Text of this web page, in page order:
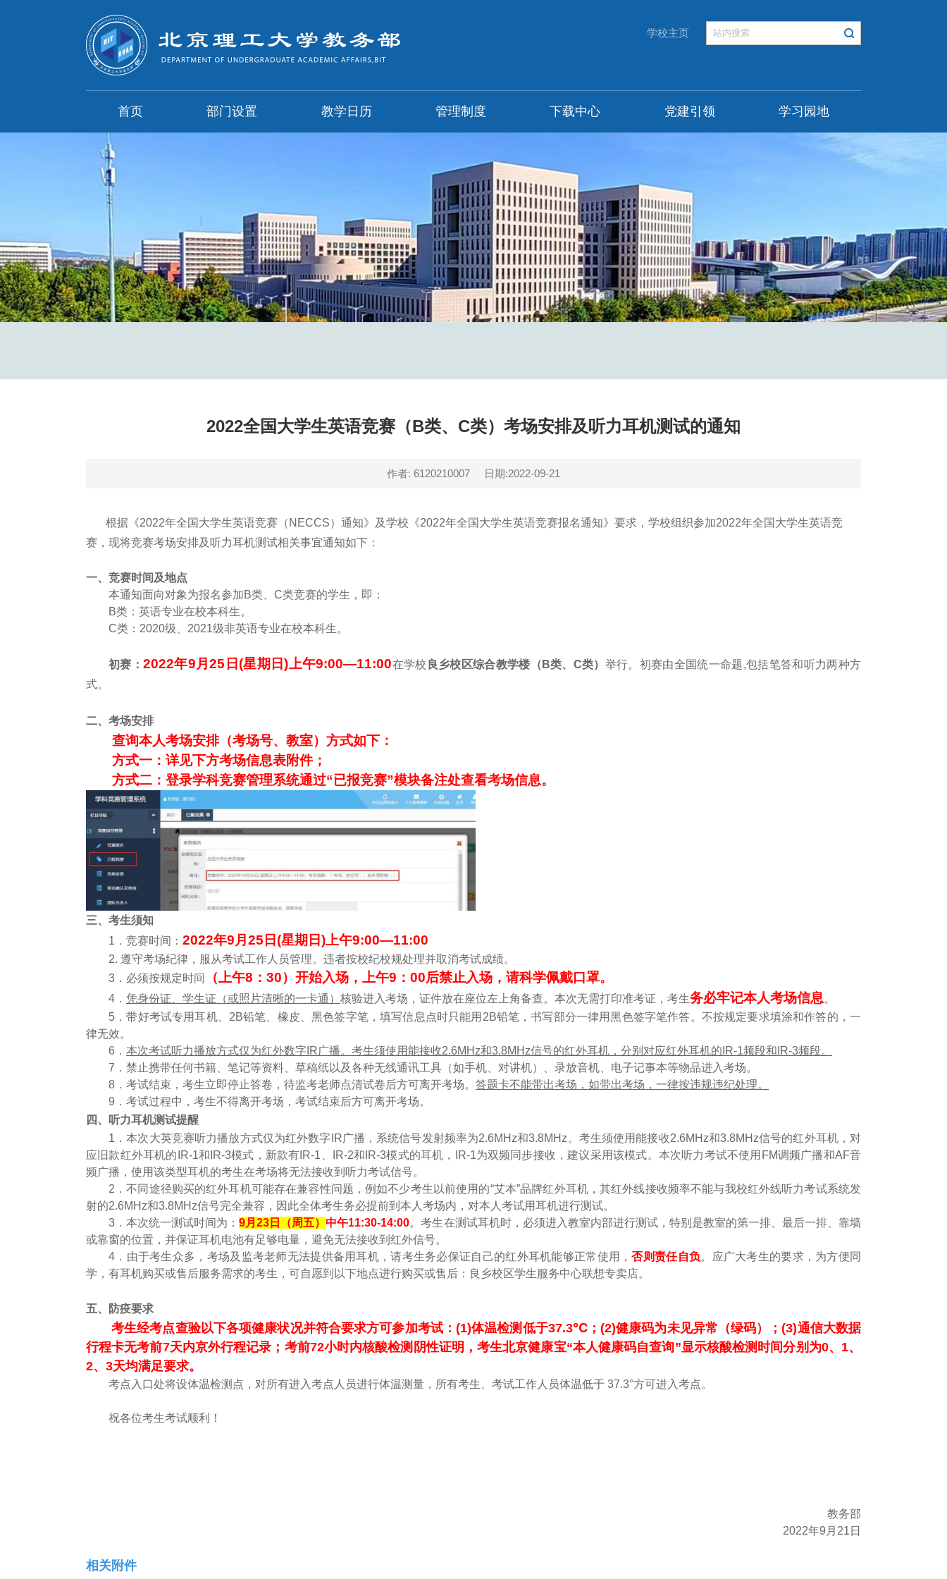
学校主页
首页 部门设置 教学日历 管理制度 下载中心 党建引领 学习园地
2022全国大学生英语竞赛（B类、C类）考场安排及听力耳机测试的通知
作者: 6120210007 日期:2022-09-21
根据《2022年全国大学生英语竞赛（NECCS）通知》及学校《2022年全国大学生英语竞赛报名通知》要求，学校组织参加2022年全国大学生英语竞
赛，现将竞赛考场安排及听力耳机测试相关事宜通知如下：
一、 竞赛时间及地点
本通知面向对象为报名参加B类、C类竞赛的学生，即：
B类：英语专业在校本科生。
C类：2020级、2021级非英语专业在校本科生。
初赛： 2022年9月25 日(星期 日)上午9:00—11:00在学校 良乡校区综合教学楼 （ B类、C类） 举行。初赛由全国统一命题,包括笔答和听力两种方
式。
二、考场安排
查询本人考场安排（考场号、教室）方式如下 ：
方式一：详见下方考场信息表附件；
方式二：登录学科竞赛管理系统通过“已报竞赛”模块备注处查看考场信息。
三、 考生须知
1． 竞赛时间 ： 2022年9月25 日(星期 日)上午9:00—11:00
2. 遵守考场纪律，服从考试工作人员管理。违者按校纪校规处理并取消考试成绩。
3．必须按规定时间
（上午8：30）开始入场，上午9：00后禁止入场 ， 请科学佩戴口罩。
4． 凭身份证、学生证（或照片清晰的一卡通） 核验进入考场 ，证件放在座位左上角备查。 本次无需打印准考证 ，考生务必牢记本人考场信息。
5．带好考试专用耳机、2B铅笔、橡皮、黑色签字笔，填写信息点时只能用2B铅笔，书写部分一律用黑色签字笔作答。不按规定要求填涂和作答的，一
律无效。
6． 本次考试听力播放方式仅为红外数字IR广播。考生须使用能接收2.6MHz和3.8MHz信号的红外耳机，分别对应红外耳机的IR-1频段和IR-3频段。
7．禁止携带任何书籍、笔记等资料、草稿纸以及各种无线通讯工具（如手机、对讲机）、录放音机、电子记事本等物品进入考场。
8．考试结束，考生立即停止答卷，待监考老师点清试卷后方可离开考场。 答题卡不能带出考场，如带出考场，一律按违规违纪处理。
9．考试过程中，考生不得离开考场，考试结束后方可离开考场。
四、
听力耳机测试提醒
1．本次大英竞赛听力播放方式仅为红外数字IR广播，系统信号发射频率为2.6MHz和3.8MHz。考生须使用能接收2.6MHz和3.8MHz信号的红外耳机，对
应旧款红外耳机的IR-1和IR-3模式，新款有IR-1、IR-2和IR-3模式的耳机，IR-1为双频同步接收，建议采用该模式。本次听力考试不使用FM调频广播和AF音
频广播，使用该类型耳机的考生在考场将无法接收到听力考试信号。
2．不同途径购买的红外耳机可能存在兼容性问题，例如不少考生以前使用的“艾本”品牌红外耳机，其红外线接收频率不能与我校红外线听力考试系统发
射的2.6MHz和3.8MHz信号完全兼容，因此全体考生务必提前到本人考场内，对本人考试用耳机进行测试。
3．本次统一测试时间为：9月23 日（周五）中午11:30-14:00。考生在测试耳机时，必须进入教室内部进行测试，特别是教室的第一排、最后一排、靠墙
或靠窗的位置，并保证耳机电池有足够电量，避免无法接收到红外信号。
4．由于考生众多，考场及监考老师无法提供备用耳机，请考生务必保证自己的红外耳机能够正常使用，否则责任自负。应广大考生的要求，为方便同
学，有耳机购买或售后服务需求的考生，可自愿到以下地点进行购买或售后：良乡校区学生服务中心联想专卖店。
五、 防疫要求
考生经考点查验以下各项健康状况并符合要求方可参加考试：(1)体温检测低于37.3℃ ；(2)健康码为未见异常（绿码）；(3)通信大数据
行程卡无考前7天内京外行程记录；考前72小时内核酸检测阴性证明，考生北京健康宝“本人健康码自查询”显示核酸检测时间分别为0、1、
2、 3天均满足要求。
考点入口处将设体温检测点，对所有进入考点人员进行体温测量，所有考生、考试工作人员体温低于 37.3°方可进入考点。
祝各位考生考试顺利！
教务部
2022年9月21日
相关附件